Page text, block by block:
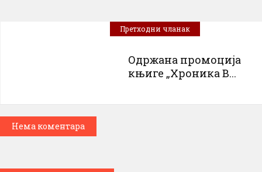
Претходни чланак
Одржана промоција
књиге „Хроника В...
Нема коментара